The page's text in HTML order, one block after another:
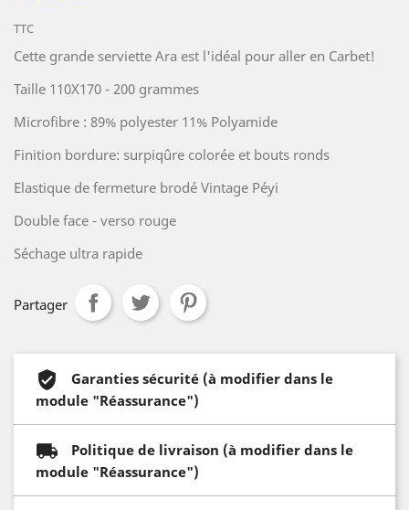
TTC
Cette grande serviette Ara est l'idéal pour aller en Carbet!
Taille 110X170 - 200 grammes
Microfibre : 89% polyester 11% Polyamide
Finition bordure: surpiqûre colorée et bouts ronds
Elastique de fermeture brodé Vintage Péyi
Double face - verso rouge
Séchage ultra rapide
Partager
Garanties sécurité (à modifier dans le
module "Réassurance")
Politique de livraison (à modifier dans le
module "Réassurance")